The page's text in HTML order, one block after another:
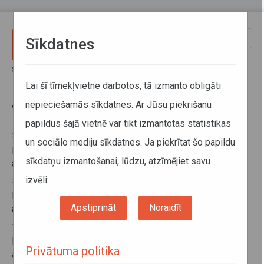
Sākums
Vienreizējās atļaujas
30. marts 2026, 08:28
Par Krievijas starptautisko kravu autopārvadājumu
atļaujām 2026. gadam
30. marts 2026, 08:00
Precizēta kārtība izmaiņu veikšanai Krievijas vienreizējās
autopārvadājumu atļaujās
13. februāris 2026, 11:59
atļauju derīguma termiņa pagarināšanu
Sīkdatnes
Lai šī tīmekļvietne darbotos, tā izmanto obligāti
nepieciešamās sīkdatnes. Ar Jūsu piekrišanu
papildus šajā vietnē var tikt izmantotas statistikas
un sociālo mediju sīkdatnes. Ja piekrītat šo papildu
sīkdatņu izmantošanai, lūdzu, atzīmējiet savu
izvēli:
Apstiprināt Noraidīt
Privātuma politika